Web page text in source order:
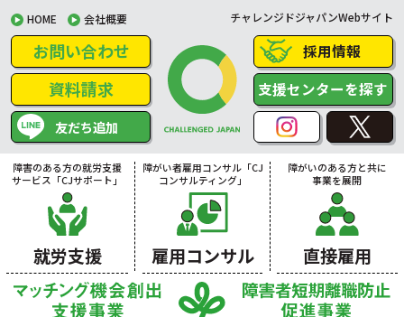
HOME 会社概要 チャレンジドジャパンWebサイト
お問い合わせ
資料請求
友だち追加
採用情報
支援センターを探す
障害のある方の就労支援
サービス「CJサポート」
就労支援
障がい者雇用コンサル「CJ
コンサルティング」
雇用コンサル
障がいのある方と共に
事業を展開
直接雇用